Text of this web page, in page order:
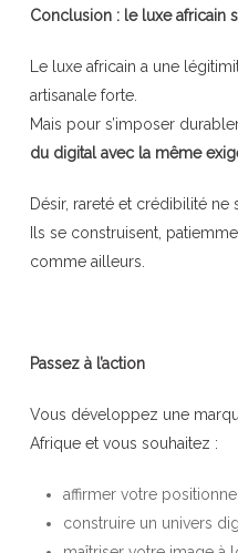
Conclusion : le luxe africain
Le luxe africain a une
artisanale forte.
Mais pour s’imposer
du digital avec la même
Désir, rareté et crédibilité ne
Ils se construisent,
comme ailleurs.
Passez à l’action
Vous développez une
Afrique et vous souhaitez :
affirmer votre
construire un univers